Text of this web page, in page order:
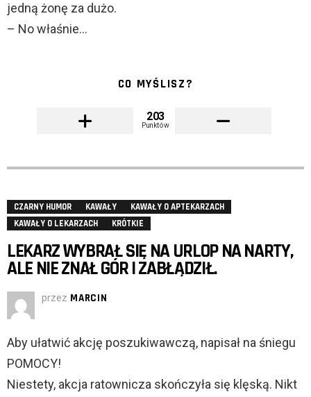
jedną żonę za dużo.
– No właśnie…
CO MYŚLISZ?
203
Punktów
CZARNY HUMOR KAWAŁY
KAWAŁY O APTEKARZACH
KAWAŁY O LEKARZACH
KRÓTKIE
LEKARZ WYBRAŁ SIĘ NA URLOP NA NARTY,
ALE NIE ZNAŁ GÓR I ZABŁĄDZIŁ.
przez MARCIN
Aby ułatwić akcję poszukiwawczą, napisał na śniegu
POMOCY!
Niestety, akcja ratownicza skończyła się klęską. Nikt